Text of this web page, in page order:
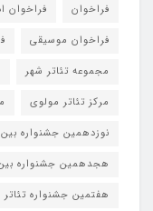
فراخوان
فراخوان
فراخوان موسیقی
مجموعه تئاتر شهر
مرکز تئاتر مولوی
نوزدهمین جشنواره
هجدهمین جشنواره
هفتمین جشنواره